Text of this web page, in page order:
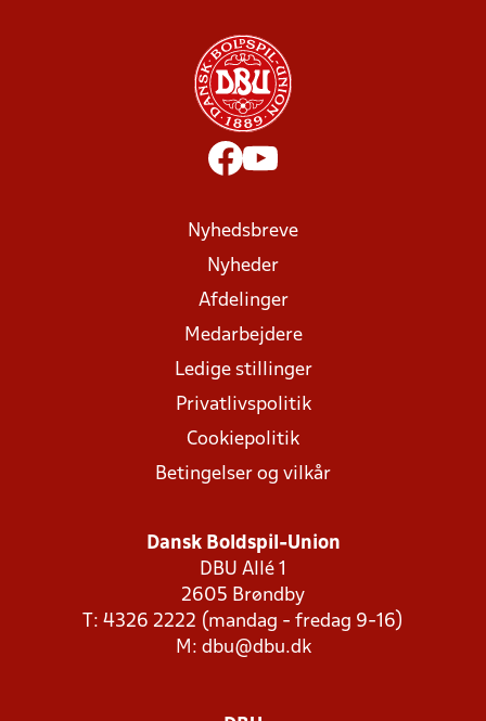
Nyhedsbreve
Nyheder
Afdelinger
Medarbejdere
Ledige stillinger
Privatlivspolitik
Cookiepolitik
Betingelser og vilkår
Dansk Boldspil-Union
DBU Allé 1
2605 Brøndby
T: 4326 2222 (mandag - fredag 9-16)
M: dbu@dbu.dk